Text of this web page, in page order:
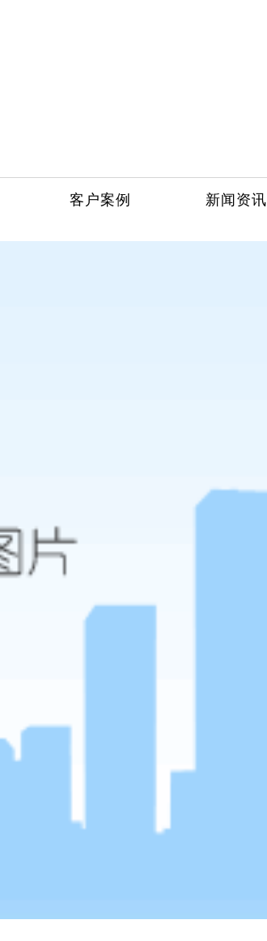
客户案例 新闻资讯